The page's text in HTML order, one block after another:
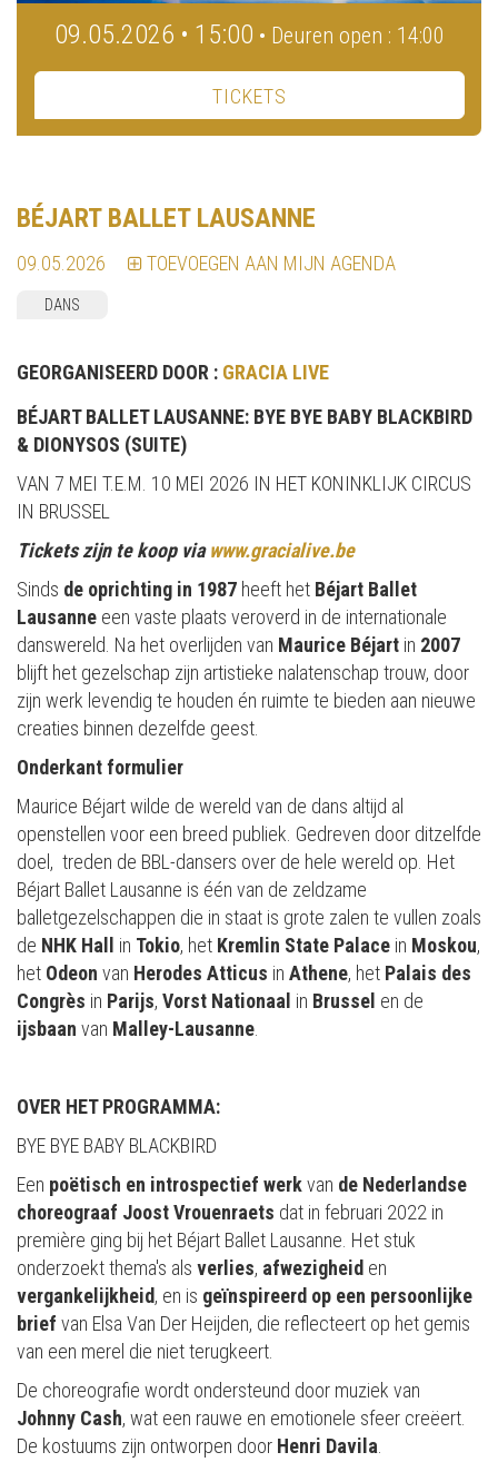
09.05.2026 • 15:00 • Deuren open : 14:00
TICKETS
BÉJART BALLET LAUSANNE
09.05.2026 TOEVOEGEN AAN MIJN AGENDA
DANS
GEORGANISEERD DOOR : GRACIA LIVE
BÉJART BALLET LAUSANNE: BYE BYE BABY BLACKBIRD
& DIONYSOS (SUITE)
VAN 7 MEI T.E.M. 10 MEI 2026 IN HET KONINKLIJK CIRCUS
IN BRUSSEL
Tickets zijn te koop viawww.gracialive.be
Sinds de oprichting in 1987 heeft het Béjart Ballet
Lausanne een vaste plaats veroverd in de internationale
danswereld. Na het overlijden van Maurice Béjart in 2007
blijft het gezelschap zijn artistieke nalatenschap trouw, door
zijn werk levendig te houden én ruimte te bieden aan nieuwe
creaties binnen dezelfde geest.
Onderkant formulier
Maurice Béjart wilde de wereld van de dans altijd al
openstellen voor een breed publiek. Gedreven door ditzelfde
doel, treden de BBL-dansers over de hele wereld op. Het
Béjart Ballet Lausanne is één van de zeldzame
balletgezelschappen die in staat is grote zalen te vullen zoals
de NHK Hall in Tokio, het Kremlin State Palace in Moskou,
het Odeon van Herodes Atticus in Athene, het Palais des
Congrès in Parijs, Vorst Nationaal in Brussel en de
ijsbaan van Malley-Lausanne.
OVER HET PROGRAMMA:
BYE BYE BABY BLACKBIRD
Een poëtisch en introspectief werkvan de Nederlandse
choreograaf Joost Vrouenraets dat in februari 2022 in
première ging bij het Béjart Ballet Lausanne. Het stuk
onderzoekt thema's als verlies, afwezigheid en
vergankelijkheid, en is geïnspireerd op een persoonlijke
brief van Elsa Van Der Heijden, die reflecteert op het gemis
van een merel die niet terugkeert.
De choreografie wordt ondersteund door muziek van
Johnny Cash, wat een rauwe en emotionele sfeer creëert.
De kostuums zijn ontworpen door Henri Davila.